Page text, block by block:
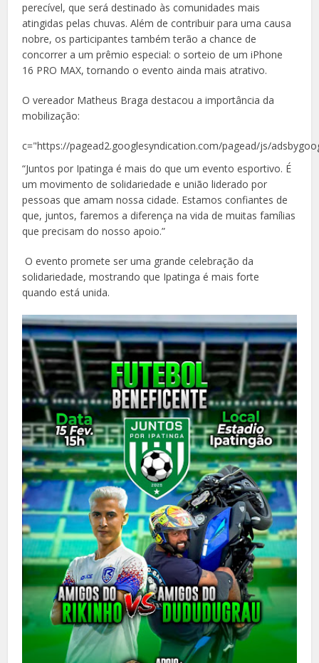
perecível, que será destinado às comunidades mais
atingidas pelas chuvas. Além de contribuir para uma causa
nobre, os participantes também terão a chance de
concorrer a um prêmio especial: o sorteio de um iPhone
16 PRO MAX, tornando o evento ainda mais atrativo.
O vereador Matheus Braga destacou a importância da
mobilização:
c="https://pagead2.googlesyndication.com/pagead/js/
“Juntos por Ipatinga é mais do que um evento esportivo. É
um movimento de solidariedade e união liderado por
pessoas que amam nossa cidade. Estamos confiantes de
que, juntos, faremos a diferença na vida de muitas famílias
que precisam do nosso apoio.”
O evento promete ser uma grande celebração da
solidariedade, mostrando que Ipatinga é mais forte
quando está unida.